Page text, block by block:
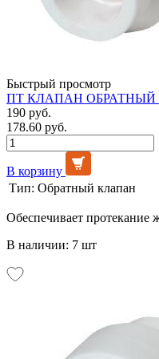
Быстрый просмотр
ПТ КЛАПАН ОБРАТНЫЙ
190 руб.
178.60 руб.
В корзину
Тип: Обратный клапан
Обеспечивает протекание
В наличии: 7 шт